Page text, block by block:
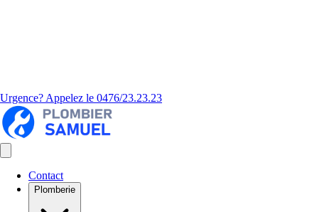
Urgence? Appelez le 0476/23.23.23
Contact
Plomberie